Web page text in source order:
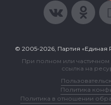
© 2005-2026, Партия
При полном или
ссылка на
Политика
Политика в отношении